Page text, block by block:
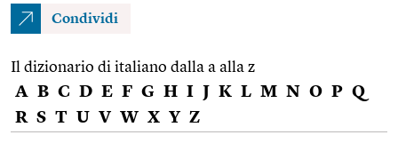
Condividi
Il dizionario di italiano dalla a alla z
A B C D E F G H I J K L M N O P Q
R S T U V W X Y Z